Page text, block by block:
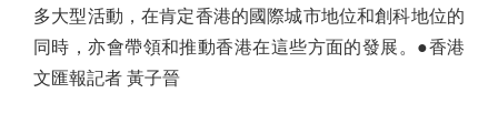
多大型活動，在肯定香港的國際城市地位和創科地位的
同時，亦會帶領和推動香港在這些方面的發展。●香港
文匯報記者 黃子晉